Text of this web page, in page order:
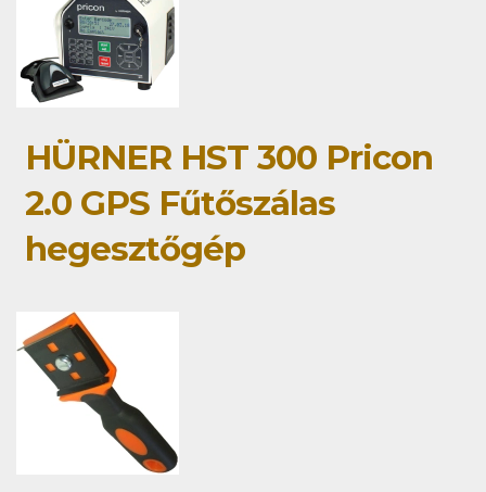
HÜRNER HST 300 Pricon
2.0 GPS Fűtőszálas
hegesztőgép